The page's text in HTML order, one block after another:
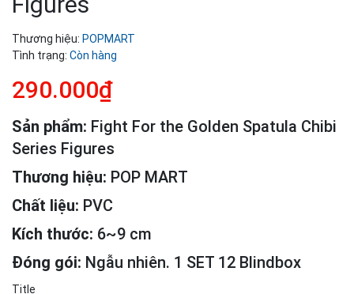
Thương hiệu: POPMART
Tình trạng: Còn hàng
290.000₫
Sản phẩm: Fight For the Golden Spatula Chibi
Series Figures
Thương hiệu: POP MART
Chất liệu: PVC
Kích thước: 6~9 cm
Đóng gói: Ngẫu nhiên. 1 SET 12 Blindbox
Title